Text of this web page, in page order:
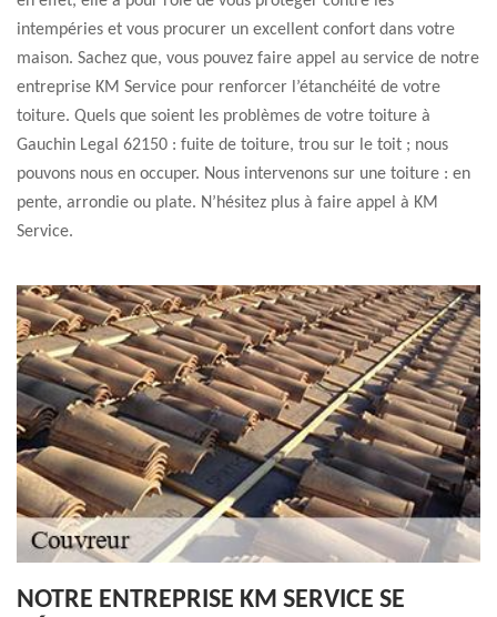
intempéries et vous procurer un excellent confort dans votre
maison. Sachez que, vous pouvez faire appel au service de notre
entreprise KM Service pour renforcer l’étanchéité de votre
toiture. Quels que soient les problèmes de votre toiture à
Gauchin Legal 62150 : fuite de toiture, trou sur le toit ; nous
pouvons nous en occuper. Nous intervenons sur une toiture : en
pente, arrondie ou plate. N’hésitez plus à faire appel à KM
Service.
NOTRE ENTREPRISE KM SERVICE SE